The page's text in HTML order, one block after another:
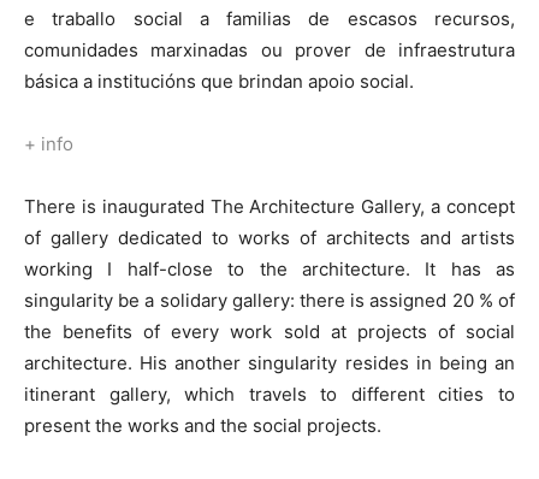
e traballo social a familias de escasos recursos,
comunidades marxinadas ou prover de infraestrutura
básica a institucións que brindan apoio social.
+ info
There is inaugurated The Architecture Gallery, a concept
of gallery dedicated to works of architects and artists
working I half-close to the architecture. It has as
singularity be a solidary gallery: there is assigned 20 % of
the benefits of every work sold at projects of social
architecture. His another singularity resides in being an
itinerant gallery, which travels to different cities to
present the works and the social projects.